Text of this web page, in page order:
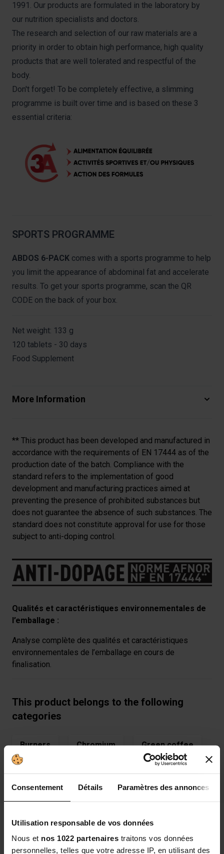
Consentement Détails Paramètres des annonces
Utilisation responsable de vos données
Nous et nos 1022 partenaires traitons vos données
personnelles, telles que votre adresse IP, en utilisant des
1991. Our products are formulated in the laboratory by
our nutrition specialists and doctors.
The research and selection of our raw materials are a
priority in order to obtain high performance, high quality
products that are well tolerated and respectful of the
body.
Don't forget! To be completely effective, a slimming
programme is built over time and is based on these 3
essential criteria:
SPORTS PROGRAMME
ABDOS 6-PACK comes with a sports programme to help
you limit the appearance of abdominal fat and accelerate
results. To get your sports programme, scan the QR
CODE on the back of your box.
Net weight: 133 g
120 tablets - 30 days
Food Supplement
More Information
** This product has been developed and manufactured in
accordance with the requirements of EN 17444 as of the
production date of the batch. Compliance with the
standard refers to the implementation of good
development and manufacturing practices aimed at
preventing the presence of prohibited substances but
does not guarantee the absence of such substances. The
standard does not constitute approval for use for those
subject to anti-doping control.
Qualités et caractéristiques environnementales de
l’emballage :
Analyse complète des qualités et caractéristiques
environnementales de l’emballage en cours de
finalisation.
This product belongs to the following
categories
Burners Chromium Green coffee
Green tea
REVIEWS: ABDOS 6-PACK